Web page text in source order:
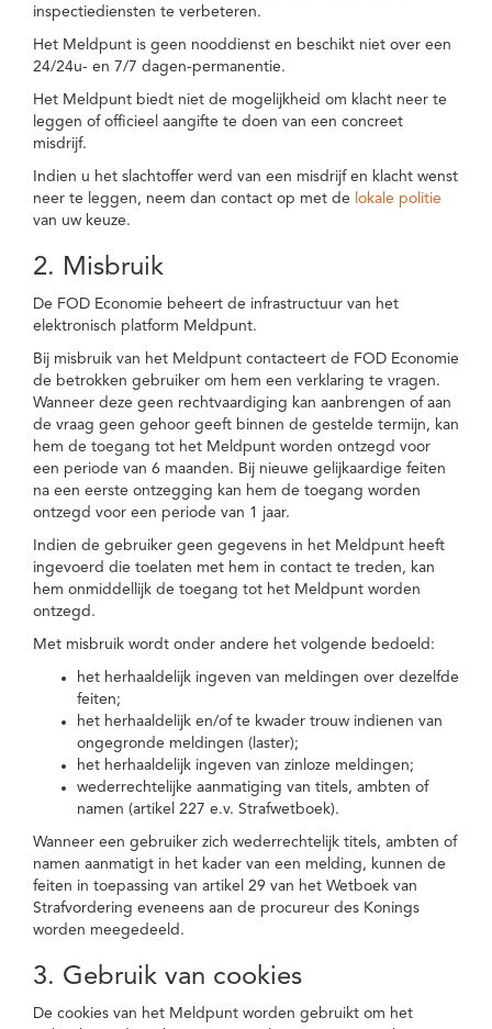
inspectiediensten te verbeteren.
Het Meldpunt is geen nooddienst en beschikt niet over een
24/24u- en 7/7 dagen-permanentie.
Het Meldpunt biedt niet de mogelijkheid om klacht neer te
leggen of officieel aangifte te doen van een concreet
misdrijf.
Indien u het slachtoffer werd van een misdrijf en klacht wenst
neer te leggen, neem dan contact op met de lokale politie
van uw keuze.
2. Misbruik
De FOD Economie beheert de infrastructuur van het
elektronisch platform Meldpunt.
Bij misbruik van het Meldpunt contacteert de FOD Economie
de betrokken gebruiker om hem een verklaring te vragen.
Wanneer deze geen rechtvaardiging kan aanbrengen of aan
de vraag geen gehoor geeft binnen de gestelde termijn, kan
hem de toegang tot het Meldpunt worden ontzegd voor
een periode van 6 maanden. Bij nieuwe gelijkaardige feiten
na een eerste ontzegging kan hem de toegang worden
ontzegd voor een periode van 1 jaar.
Indien de gebruiker geen gegevens in het Meldpunt heeft
ingevoerd die toelaten met hem in contact te treden, kan
hem onmiddellijk de toegang tot het Meldpunt worden
ontzegd.
Met misbruik wordt onder andere het volgende bedoeld:
het herhaaldelijk ingeven van meldingen over dezelfde
feiten;
het herhaaldelijk en/of te kwader trouw indienen van
ongegronde meldingen (laster);
het herhaaldelijk ingeven van zinloze meldingen;
wederrechtelijke aanmatiging van titels, ambten of
namen (artikel 227 e.v. Strafwetboek).
Wanneer een gebruiker zich wederrechtelijk titels, ambten of
namen aanmatigt in het kader van een melding, kunnen de
feiten in toepassing van artikel 29 van het Wetboek van
Strafvordering eveneens aan de procureur des Konings
worden meegedeeld.
3. Gebruik van cookies
De cookies van het Meldpunt worden gebruikt om het